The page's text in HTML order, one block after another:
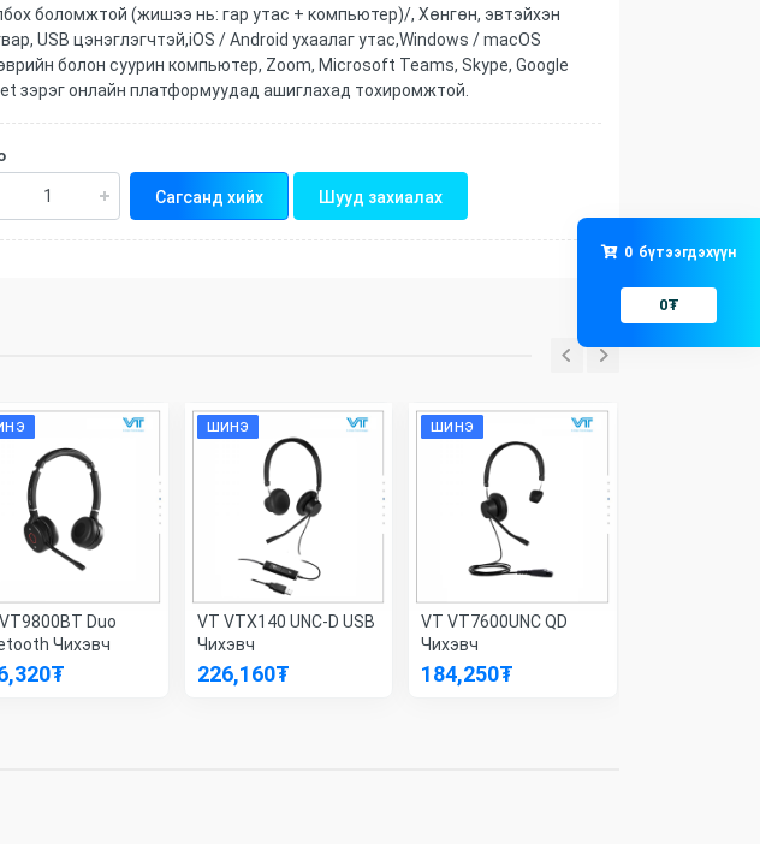
боломжтой (жишээ нь: гар утас + компьютер)/, Хөнгөн, эвтэйхэн
USB цэнэглэгчтэй,iOS / Android ухаалаг утас,Windows / macOS
болон суурин компьютер, Zoom, Microsoft Teams, Skype, Google
зэрэг онлайн платформуудад ашиглахад тохиромжтой.
Сагсанд хийх Шууд захиалах
Duo
Чихэвч
₮
ШИНЭ
VT VTX140 UNC-D USB
Чихэвч
226,160₮
ШИНЭ
VT VT7600UNC QD
Чихэвч
184,250₮
0 бүтээгдэхүүн
0₮